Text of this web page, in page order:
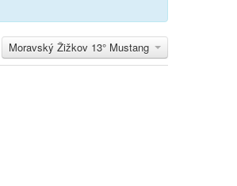
Moravský Žižkov 13° Mustang